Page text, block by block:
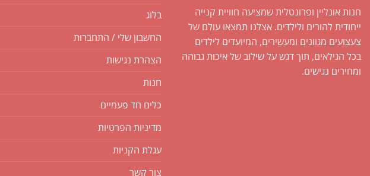
חנות אונליין ופרונטלית שמציעה חוויית קנייה
ייחודית להורים ולילדים. אצלנו תמצאו עולם של
צעצועים מגוונים ומעשירים, המיועדים לילדים
בכל הגילאים, תוך דגש על שילוב של איכות גבוהה
ומחירים נגישים.
בלוג
החשבון שלי / התחברות
הצהרת נגישות
חנות
כלים חד פעמיים
מדיניות הפרטיות
עגלת הקניות
צור קשר